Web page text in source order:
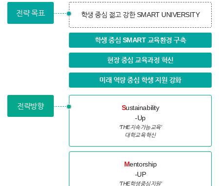
전략 목표 학생 중심 젊고 강한 SMART UNIVERSITY
학생 중심 SMART 교육환경 구축
현장 중심 교육과정 혁신
미래 역량 중심 학생 지원 강화
전략방향 Sustainability
-Up
‘THE지속가능교육’
대학교육혁신
Mentorship
-UP
’THE학생중심지원’